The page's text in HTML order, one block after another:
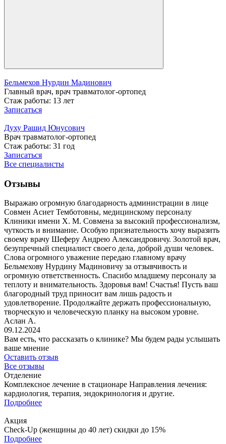
Бельмехов Нурдин Мадинович
Главный врач, врач травматолог-ортопед
Стаж работы: 13 лет
Записаться
Духу Рашид Юнусович
Врач травматолог-ортопед
Стаж работы: 31 год
Записаться
Все специалисты
Отзывы
Выражаю огромную благодарность администрации в лице
Совмен Асиет Темботовны, медицинскому персоналу
Клиники имени Х. М. Совмена за высокий профессионализм,
чуткость и внимание. Особую признательность хочу выразить
своему врачу Шеферу Андрею Александровичу. Золотой врач,
безупречный специалист своего дела, доброй души человек.
Слова огромного уважение передаю главному врачу
Бельмехову Нурдину Мадиновичу за отзывчивость и
огромную ответственность. Спасибо младшему персоналу за
теплоту и внимательность. Здоровья вам! Счастья! Пусть ваш
благородный труд приносит вам лишь радость и
удовлетворение. Продолжайте держать профессиональную,
творческую и человеческую планку на высоком уровне.
Аслан А.
09.12.2024
Вам есть, что рассказать о клинике? Мы будем рады услышать
ваше мнение
Оставить отзыв
Все отзывы
Отделение
Комплексное лечение в стационаре Направления лечения:
кардиология, терапия, эндокринология и другие.
Подробнее
Акция
Check-Up (женщины до 40 лет) скидки до 15%
Подробнее